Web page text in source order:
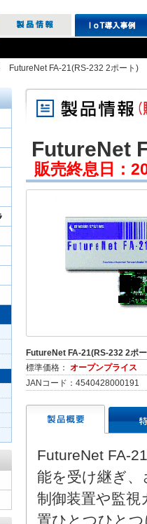
FutureNet FA-21(RS-232 2ポート)
FutureNet
販売終息日：
FutureNet FA-21(RS-232 2ポ
標準価格： オープンプライス
JANコード：4540428000191
FutureNet FA-
能を受け継ぎ
制御装置や監
置ひとつひと